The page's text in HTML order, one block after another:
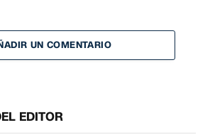
UN COMENTARIO
EDITOR